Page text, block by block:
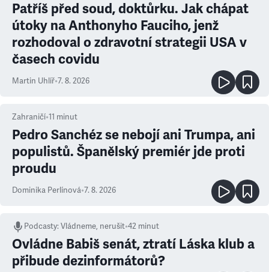
Patříš před soud, doktůrku. Jak chápat
útoky na Anthonyho Fauciho, jenž
rozhodoval o zdravotní strategii USA v
časech covidu
Martin Uhlíř•7. 8. 2026
Zahraničí•11 minut
Pedro Sanchéz se nebojí ani Trumpa, ani
populistů. Španělský premiér jde proti
proudu
Dominika Perlínová•7. 8. 2026
Podcasty:Vládneme, nerušit•42 minut
Ovládne Babiš senát, ztratí Láska klub a
přibude dezinformátorů?